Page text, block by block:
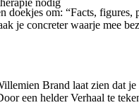
doekjes om: “Facts,
je concreter waarje mee
Brand laat zien dat
een helder Verhaal te